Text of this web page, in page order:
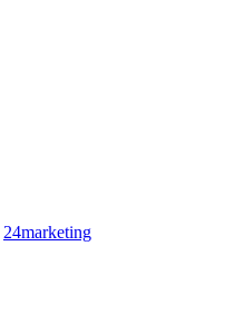
24marketing